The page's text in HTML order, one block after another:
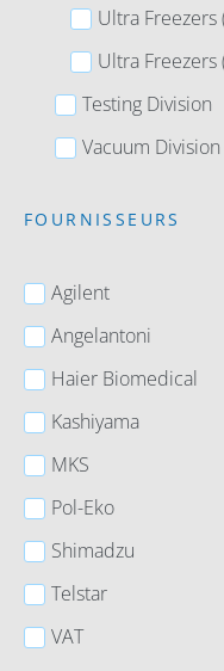
Ultra Freezers
Ultra Freezers
Testing Division
Vacuum Division
FOURNISSEURS
Agilent
Angelantoni
Haier Biomedical
Kashiyama
MKS
Pol-Eko
Shimadzu
Telstar
VAT